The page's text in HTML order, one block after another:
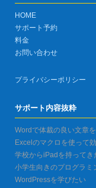
HOME
サポート予約
料金
お問い合わせ
プライバシーポリシー
サポート内容抜粋
Wordで体裁の良い文章
Excelのマクロを使って
学校からiPadを持ってき
小学生向きのプログラミ
WordPressを学びたい